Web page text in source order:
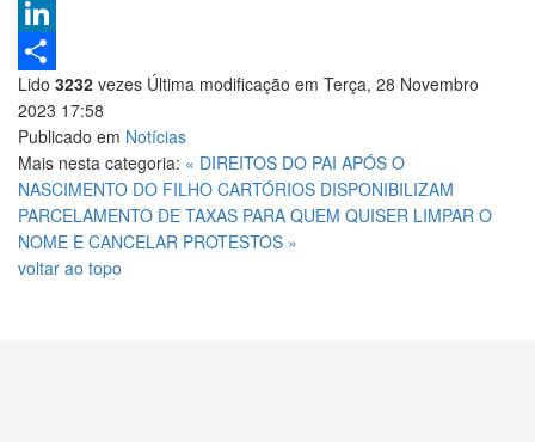
Pinterest
LinkedIn
Share
Lido 3232 vezes Última modificação em Terça, 28 Novembro
2023 17:58
Publicado em Notícias
Mais nesta categoria: « DIREITOS DO PAI APÓS O
NASCIMENTO DO FILHO CARTÓRIOS DISPONIBILIZAM
PARCELAMENTO DE TAXAS PARA QUEM QUISER LIMPAR O
NOME E CANCELAR PROTESTOS »
voltar ao topo